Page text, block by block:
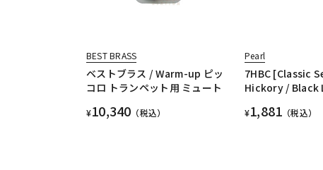
BEST BRASS
ベストブラス / Warm-up ピッ
コロ トランペット用 ミュート
¥10,340 （税込）
Pearl
7HBC [Classic
Hickory / Black
¥1,881 （税込）